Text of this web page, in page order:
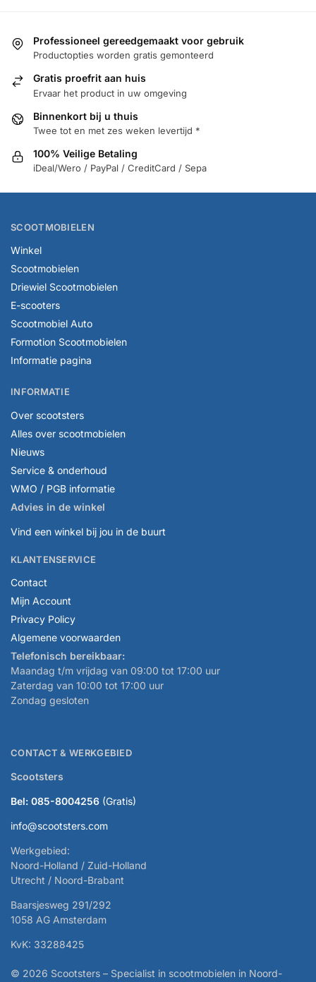
Professioneel gereedgemaakt voor gebruik
Productopties worden gratis gemonteerd
Gratis proefrit aan huis
Ervaar het product in uw omgeving
Binnenkort bij u thuis
Twee tot en met zes weken levertijd *
100% Veilige Betaling
iDeal/Wero / PayPal / CreditCard / Sepa
SCOOTMOBIELEN
Winkel
Scootmobielen
Driewiel Scootmobielen
E-scooters
Scootmobiel Auto
Formotion Scootmobielen
Informatie pagina
INFORMATIE
Over scootsters
Alles over scootmobielen
Nieuws
Service & onderhoud
WMO / PGB informatie
Advies in de winkel
Vind een winkel bij jou in de buurt
KLANTENSERVICE
Contact
Mijn Account
Privacy Policy
Algemene voorwaarden
Telefonisch bereikbaar:
Maandag t/m vrijdag van 09:00 tot 17:00 uur
Zaterdag van 10:00 tot 17:00 uur
Zondag gesloten
CONTACT & WERKGEBIED
Scootsters
Bel: 085-8004256 (Gratis)
info@scootsters.com
Werkgebied:
Noord-Holland / Zuid-Holland
Utrecht / Noord-Brabant
Baarsjesweg 291/292
1058 AG Amsterdam
KvK: 33288425
© 2026 Scootsters – Specialist in scootmobielen in Noord-